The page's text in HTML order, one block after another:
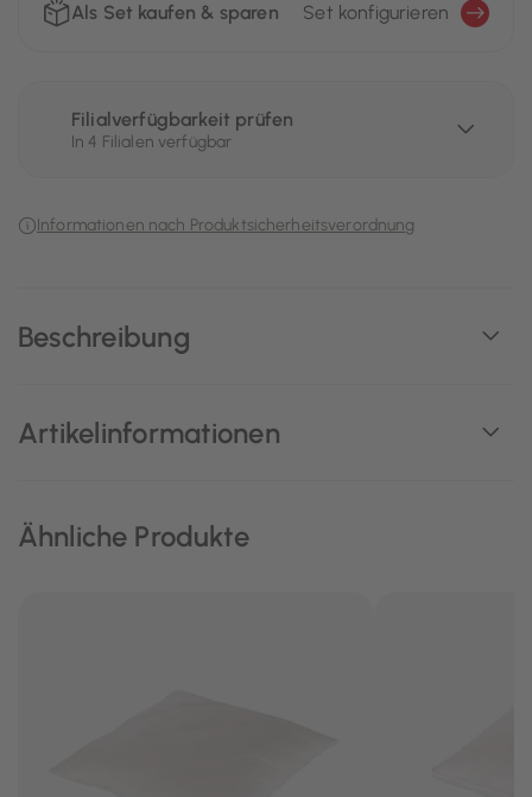
Beschreibung
Artikelinformationen
Als Set kaufen & sparen Set konfigurieren
Filialverfügbarkeit prüfen
In 4 Filialen verfügbar
Informationen nach Produktsicherheitsverordnung